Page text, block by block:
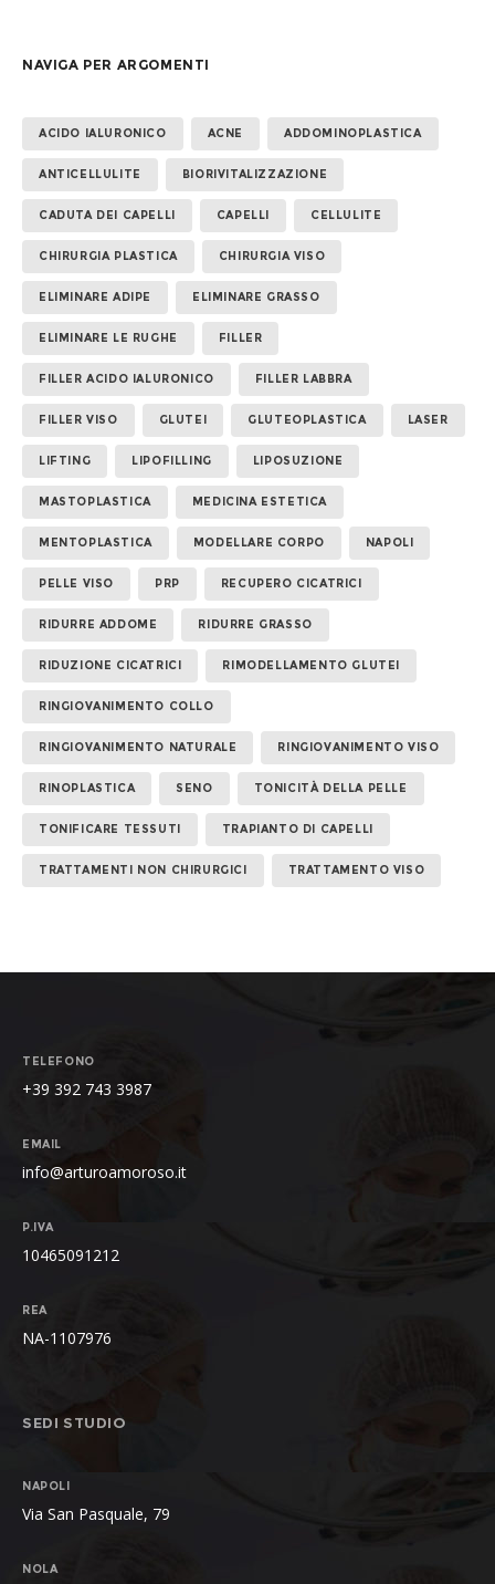
NAVIGA PER ARGOMENTI
ACIDO IALURONICO ACNE ADDOMINOPLASTICA
ANTICELLULITE BIORIVITALIZZAZIONE
CADUTA DEI CAPELLI CAPELLI CELLULITE
CHIRURGIA PLASTICA CHIRURGIA VISO
ELIMINARE ADIPE ELIMINARE GRASSO
ELIMINARE LE RUGHE FILLER
FILLER ACIDO IALURONICO FILLER LABBRA
FILLER VISO GLUTEI GLUTEOPLASTICA LASER
LIFTING LIPOFILLING LIPOSUZIONE
MASTOPLASTICA MEDICINA ESTETICA
MENTOPLASTICA MODELLARE CORPO NAPOLI
PELLE VISO PRP RECUPERO CICATRICI
RIDURRE ADDOME RIDURRE GRASSO
RIDUZIONE CICATRICI RIMODELLAMENTO GLUTEI
RINGIOVANIMENTO COLLO
RINGIOVANIMENTO NATURALE RINGIOVANIMENTO VISO
RINOPLASTICA SENO TONICITÀ DELLA PELLE
TONIFICARE TESSUTI TRAPIANTO DI CAPELLI
TRATTAMENTI NON CHIRURGICI TRATTAMENTO VISO
TELEFONO
+39 392 743 3987
EMAIL
info@arturoamoroso.it
P.IVA
10465091212
REA
NA-1107976
SEDI STUDIO
NAPOLI
Via San Pasquale, 79
NOLA